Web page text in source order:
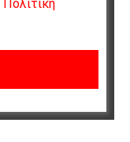
Πολιτική